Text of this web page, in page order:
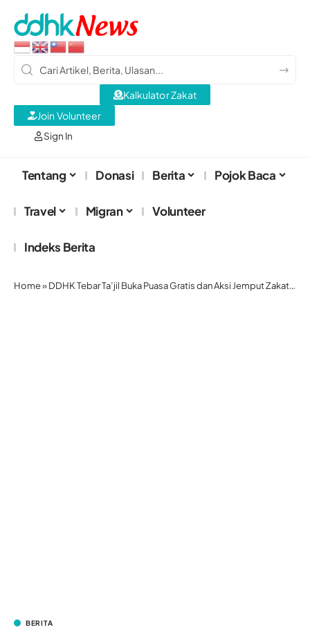
Sign In
Kalkulator Zakat
Join Volunteer
Tentang Donasi Berita Pojok Baca
Travel Migran Volunteer
Indeks Berita
Home»DDHK Tebar Ta’jil Buka Puasa Gratis dan Aksi Jemput Zakat Fitrah di Hong Kong
BERITA